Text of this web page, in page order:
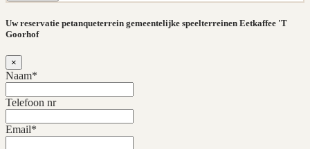
Uw reservatie petanqueterrein gemeentelijke speelterreinen Eetkaffee 'T
Goorhof
×
Naam*
Telefoon nr
Email*